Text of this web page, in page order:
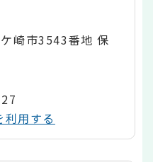
崎市3543番地 保
用する